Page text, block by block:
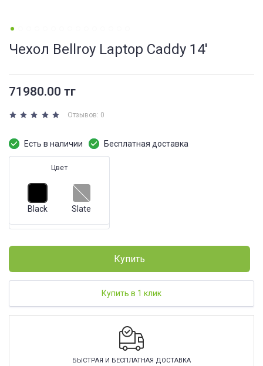
Чехол Bellroy Laptop Caddy 14'
71980.00 тг
Отзывов: 0
Есть в наличии Бесплатная доставка
Цвет
Black Slate
Купить
Купить в 1 клик
БЫСТРАЯ И БЕСПЛАТНАЯ ДОСТАВКА